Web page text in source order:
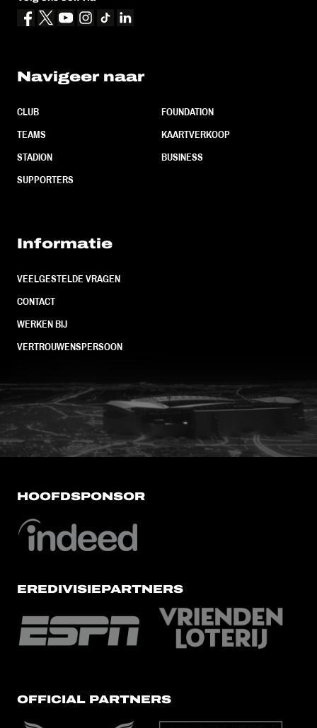
Navigeer naar
CLUB
TEAMS
STADION
SUPPORTERS
FOUNDATION
KAARTVERKOOP
BUSINESS
Informatie
VEELGESTELDE VRAGEN
CONTACT
WERKEN BIJ
VERTROUWENSPERSOON
FC Utrecht<br>vanuit<br>het
HOOFDSPONSOR
EREDIVISIEPARTNERS
OFFICIAL PARTNERS